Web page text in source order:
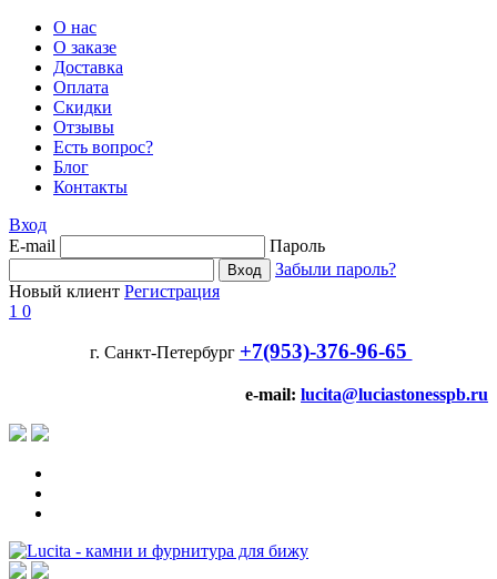
О нас
О заказе
Доставка
Оплата
Скидки
Отзывы
Есть вопрос?
Блог
Контакты
Вход
E-mail
Пароль
Забыли пароль?
Новый клиент Регистрация
1 0
г. Санкт-Петербург +7(953)-376-96-65
e-mail: lucita@luciastonesspb.ru